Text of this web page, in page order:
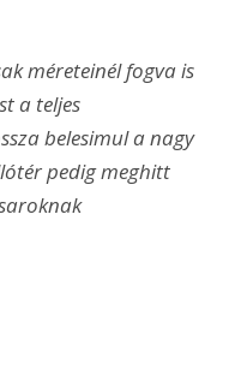
méreteinél fogva is
a teljes
belesimul a nagy
pedig meghitt